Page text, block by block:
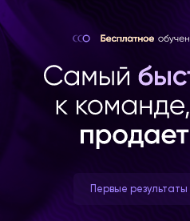
Первые результаты через 2 недели